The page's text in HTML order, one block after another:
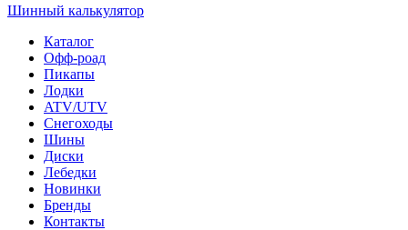
Шинный калькулятор
Каталог
Офф-роад
Пикапы
Лодки
ATV/UTV
Снегоходы
Шины
Диски
Лебедки
Новинки
Бренды
Контакты